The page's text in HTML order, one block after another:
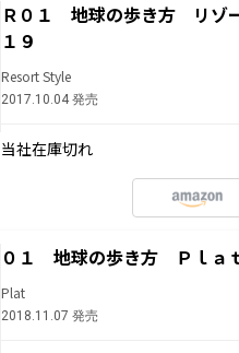
Ｒ０１ 地球の歩き方 リゾ
１９
Resort Style
2017.10.04 発売
当社在庫切れ
０１ 地球の歩き方 Ｐｌａ
Plat
2018.11.07 発売